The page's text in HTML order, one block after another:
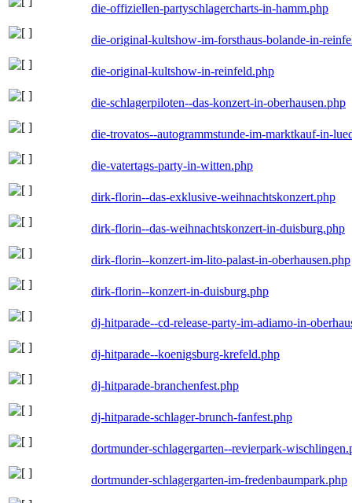
die-offiziellen-partyschlagercharts-in-hamm.php
die-original-kultshow-im-forsthaus-bolande-in-
die-original-kultshow-in-reinfeld.php
die-schlagerpiloten--das-konzert-in-oberhausen.php
die-trovatos--autogrammstunde-im-marktkauf-in-
die-vatertags-party-in-witten.php
dirk-florin--das-exklusive-weihnachtskonzert.php
dirk-florin--das-weihnachtskonzert-in-duisburg.php
dirk-florin--konzert-im-lito-palast-in-oberhausen.php
dirk-florin--konzert-in-duisburg.php
dj-hitparade--cd-release-party-im-adiamo-in-
dj-hitparade--koenigsburg-krefeld.php
dj-hitparade-branchenfest.php
dj-hitparade-schlager-brunch-fanfest.php
dortmunder-schlagergarten--revierpark-
dortmunder-schlagergarten-im-fredenbaumpark.php